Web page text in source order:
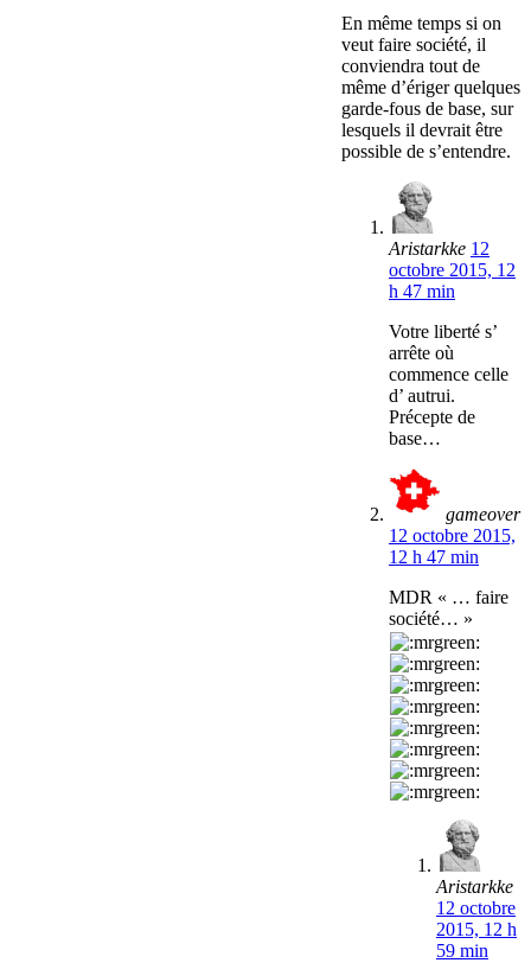
En même temps si on
veut faire société, il
conviendra tout de
même d’ériger quelques
garde-fous de base, sur
lesquels il devrait être
possible de s’entendre.
Aristarkke 12
octobre 2015, 12
h 47 min
Votre liberté s’
arrête où
commence celle
d’ autrui.
Précepte de
base…
gameover
12 octobre 2015,
12 h 47 min
MDR « … faire
société… »
Aristarkke
12 octobre
2015, 12 h
59 min